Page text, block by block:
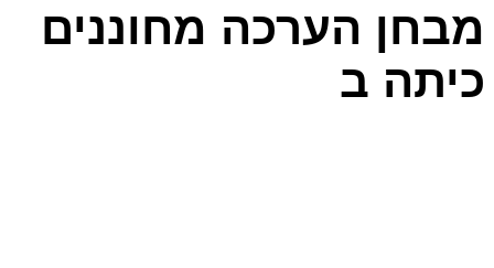
מבחן הערכה מחוננים
כיתה ב